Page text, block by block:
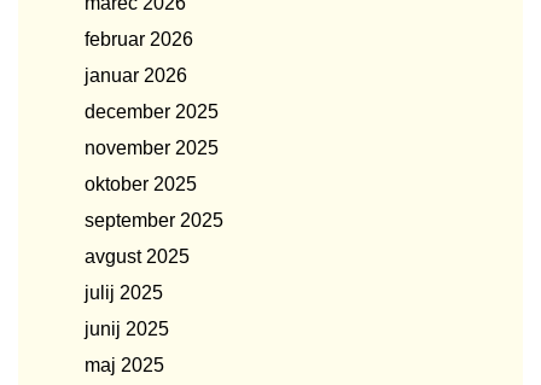
februar 2026
januar 2026
december 2025
november 2025
oktober 2025
september 2025
avgust 2025
julij 2025
junij 2025
maj 2025